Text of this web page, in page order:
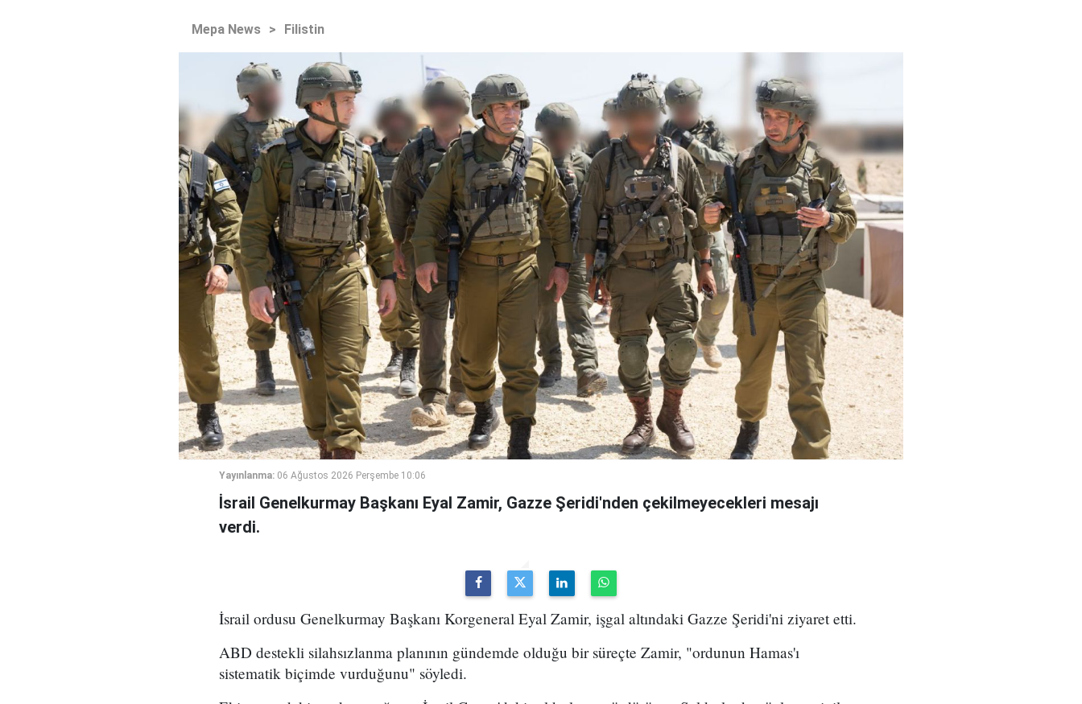
Mepa News > Filistin
Yayınlanma: 06 Ağustos 2026 Perşembe 10:06
İsrail Genelkurmay Başkanı Eyal Zamir, Gazze Şeridi'nden çekilmeyecekleri mesajı
verdi.
İsrail ordusu Genelkurmay Başkanı Korgeneral Eyal Zamir, işgal altındaki Gazze Şeridi'ni ziyaret etti.
ABD destekli silahsızlanma planının gündemde olduğu bir süreçte Zamir, "ordunun Hamas'ı
sistematik biçimde vurduğunu" söyledi.